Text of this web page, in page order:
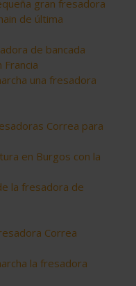
gran fresadora
de última
de bancada
una fresadora
Correa para
en Burgos con la
la fresadora de
Correa
la fresadora